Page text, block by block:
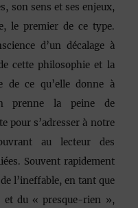
son sens et ses enjeux,
le premier de ce type.
d’un décalage à
cette philosophie et la
de ce qu’elle donne à
prenne la peine de
pour s’adresser à notre
au lecteur des
Souvent rapidement
l’ineffable, en tant que
du « presque-rien »,